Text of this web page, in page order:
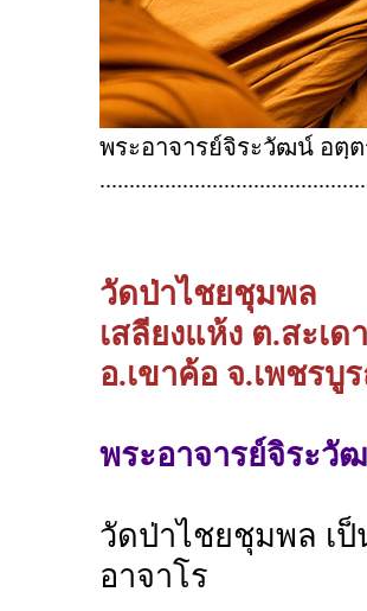
พระอาจารย์จิระวัฒน์ อตฺ
วัดป่าไชยชุมพล
เสลียงแห้ง ต.สะเด
อ.เขาค้อ จ.เพชรบู
พระอาจารย์จิระวั
วัดป่าไชยชุมพล เ
อาจาโร